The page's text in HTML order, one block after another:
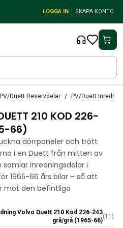
LOGGA IN SKAPA KONTO
Duett Reservdelar PV/Duett
210 KOD 226-
66)
dörrpaneler och trött
i en Duett från mitten av
inredningsdelar i
1965-66 års bilar – så att
mot den befintliga
Volvo Duett 210 Kod 226-243
grå/grå (1965-66)
(11 )